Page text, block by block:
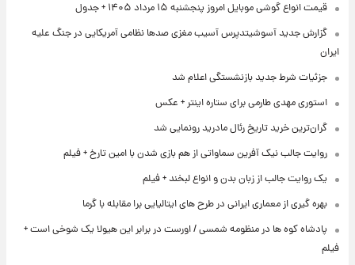
قیمت انواع گوشی موبایل امروز پنجشنبه ۱۵ مرداد ۱۴۰۵ + جدول
گزارش جدید آسوشیتدپرس آسیب مغزی صدها نظامی آمریکایی در جنگ علیه
ایران
جزئیات شرط جدید بازنشستگی اعلام شد
استوری مهدی طارمی برای ستاره اینتر + عکس
گران‌ترین خرید تاریخ رئال مادرید رونمایی شد
روایت جالب نیک آفرین سماواتی از هم بازی شدن با امین تارخ + فیلم
یک روایت جالب از زبان بدن و انواع لبخند + فیلم
بهره گیری از معماری ایرانی در طرح های ایتالیایی برا مقابله با گرما
پادشاه کوه ها در منظومه شمسی / اورست در برابر این هیولا یک شوخی است +
فیلم